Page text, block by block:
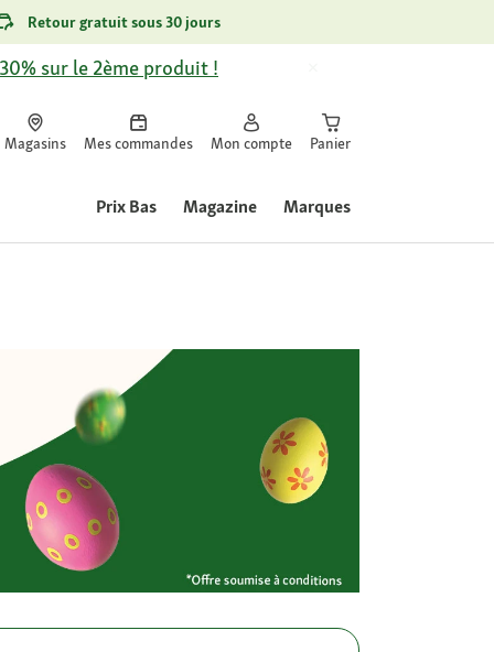
Retour gratuit sous 30 jours
sur le 2ème produit !
Magasins Mes commandes Mon compte Panier
Prix Bas Magazine Marques